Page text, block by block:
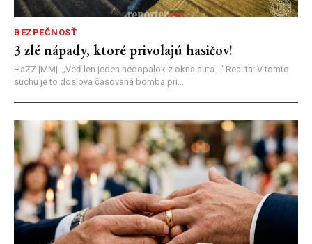
BEZPEČNOSŤ
3 zlé nápady, ktoré privolajú hasičov!
HaZZ |MM| ​„Veď len jeden nedopalok z okna auta...“ ​Realita: V tomto
suchu je to doslova časovaná bomba pri...